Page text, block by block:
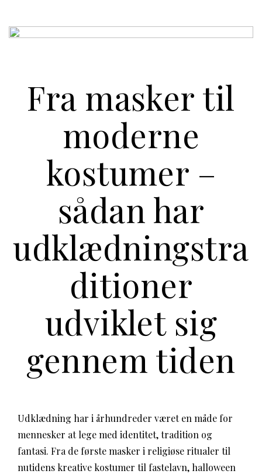
Fra masker til
moderne
kostumer –
sådan har
udklædningstra
ditioner
udviklet sig
gennem tiden
Udklædning har i århundreder været en måde for
mennesker at lege med identitet, tradition og
fantasi. Fra de første masker i religiøse ritualer til
nutidens kreative kostumer til fastelavn, halloween